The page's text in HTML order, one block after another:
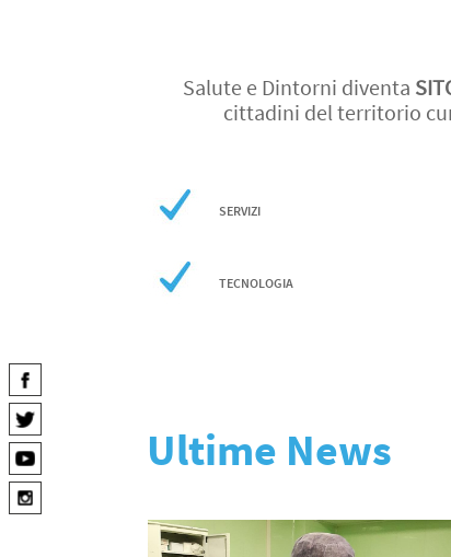
Salute e Dintorni diventa
cittadini del territorio
SERVIZI
TECNOLOGIA
Ultime News